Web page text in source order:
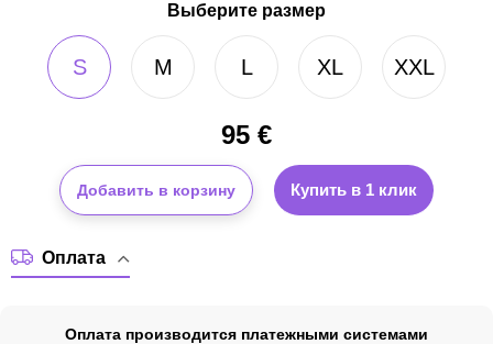
Выберите размер
S M L XL XXL
95 €
Добавить в корзину Купить в 1 клик
Оплата
Оплата производится платежными системами